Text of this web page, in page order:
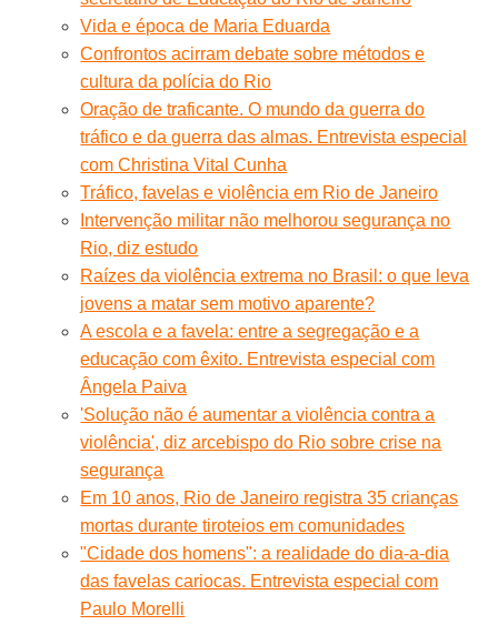
Vida e época de Maria Eduarda
Confrontos acirram debate sobre métodos e
cultura da polícia do Rio
Oração de traficante. O mundo da guerra do
tráfico e da guerra das almas. Entrevista especial
com Christina Vital Cunha
Tráfico, favelas e violência em Rio de Janeiro
Intervenção militar não melhorou segurança no
Rio, diz estudo
Raízes da violência extrema no Brasil: o que leva
jovens a matar sem motivo aparente?
A escola e a favela: entre a segregação e a
educação com êxito. Entrevista especial com
Ângela Paiva
'Solução não é aumentar a violência contra a
violência', diz arcebispo do Rio sobre crise na
segurança
Em 10 anos, Rio de Janeiro registra 35 crianças
mortas durante tiroteios em comunidades
"Cidade dos homens": a realidade do dia-a-dia
das favelas cariocas. Entrevista especial com
Paulo Morelli